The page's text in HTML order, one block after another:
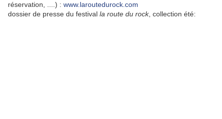
réservation, ....) : www.laroutedurock.com
dossier de presse du festival la route du rock, collection été: